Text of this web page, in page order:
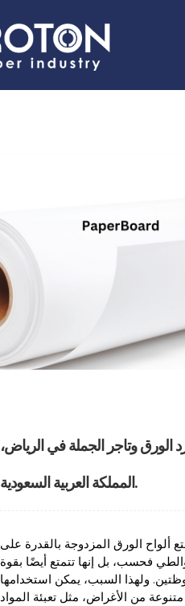
الورق وتاجر الجملة في الرياض،
المملكة العربية السعودية.
ألواح الورق المزدوجة بالقدرة على
فحسب، بل إنها تتمتع أيضًا بقوة
ولهذا السبب، يمكن استخدامها
من الأغراض، مثل تعبئة المواد